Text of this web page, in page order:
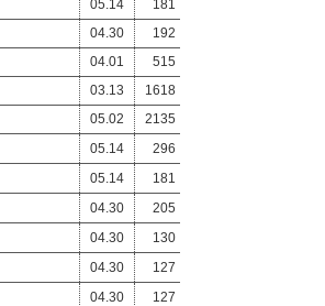
05.14
181
04.30
192
04.01
515
03.13
1618
05.02
2135
05.14
296
05.14
181
04.30
205
04.30
130
04.30
127
04.30
127